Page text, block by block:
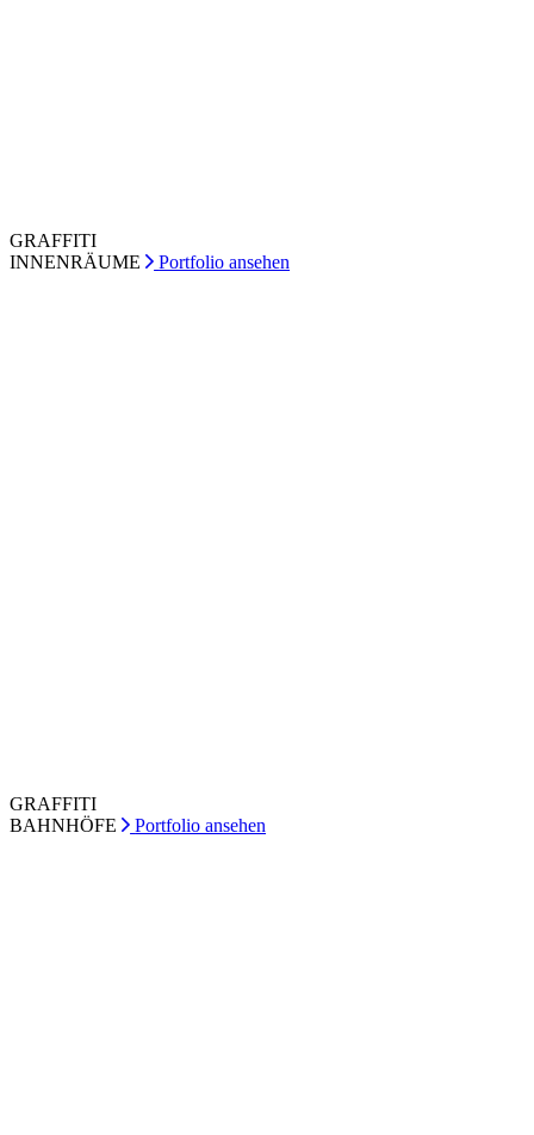
GRAFFITI
INNENRÄUME
Portfolio ansehen
GRAFFITI
BAHNHÖFE
Portfolio ansehen